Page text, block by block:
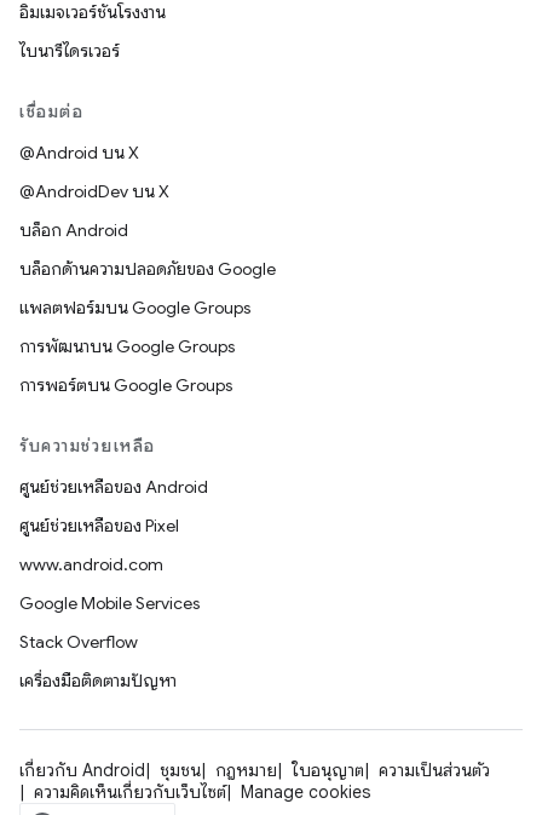
อิมเมจเวอร์ชันโรงงาน
ไบนารีไดรเวอร์
เชื่อมต่อ
@Android บน X
@AndroidDev บน X
บล็อก Android
บล็อกด้านความปลอดภัยของ Google
แพลตฟอร์มบน Google Groups
การพัฒนาบน Google Groups
การพอร์ตบน Google Groups
รับความช่วยเหลือ
ศูนย์ช่วยเหลือของ Android
ศูนย์ช่วยเหลือของ Pixel
www.android.com
Google Mobile Services
Stack Overflow
เครื่องมือติดตามปัญหา
เกี่ยวกับ Android ชุมชน กฎหมาย ใบอนุญาต
ความเป็นส่วนตัว
ความคิดเห็นเกี่ยวกับเว็บไซต์
Manage cookies